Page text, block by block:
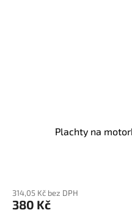
Plachty na
314,05 Kč bez DPH
380 Kč